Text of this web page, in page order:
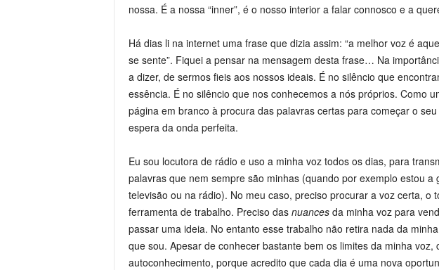
nossa. É a nossa “inner”, é o nosso interior a falar connosco e a
Há dias li na internet uma frase que dizia assim: “a melhor voz é
se sente”. Fiquei a pensar na mensagem desta frase… Na
a dizer, de sermos fieis aos nossos ideais. É no silêncio que
essência. É no silêncio que nos conhecemos a nós próprios. Como
página em branco à procura das palavras certas para começar o
espera da onda perfeita.
Eu sou locutora de rádio e uso a minha voz todos os dias, para
palavras que nem sempre são minhas (quando por exemplo estou
televisão ou na rádio). No meu caso, preciso procurar a voz certa, o
ferramenta de trabalho. Preciso das nuancesda minha voz para
passar uma ideia. No entanto esse trabalho não retira nada da
que sou. Apesar de conhecer bastante bem os limites da minha voz,
autoconhecimento, porque acredito que cada dia é uma nova